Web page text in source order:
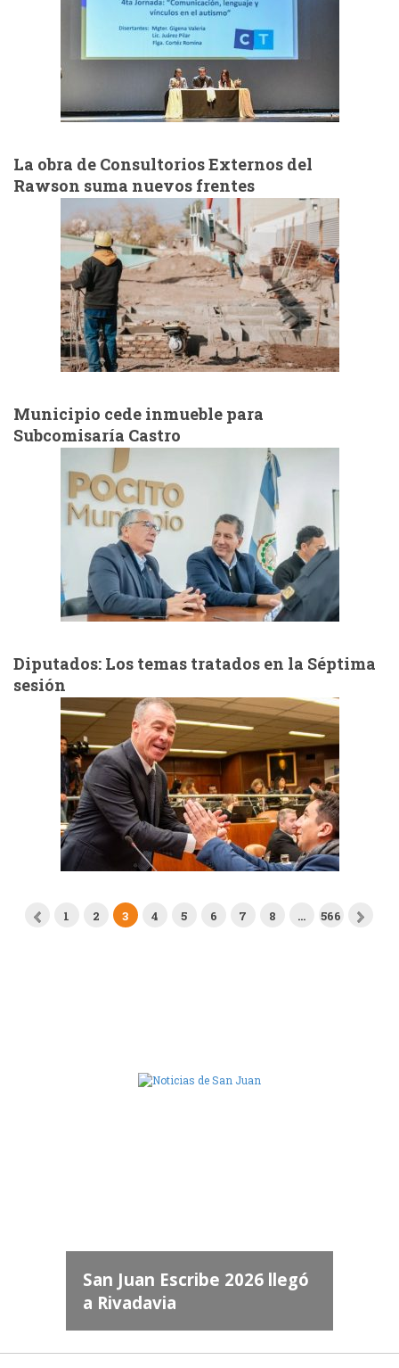
La obra de Consultorios Externos del
Rawson suma nuevos frentes
Municipio cede inmueble para
Subcomisaría Castro
Diputados: Los temas tratados en la Séptima
sesión
1 2 3 4 5 6 7 8 … 566
San Juan Escribe 2026 llegó
a Rivadavia